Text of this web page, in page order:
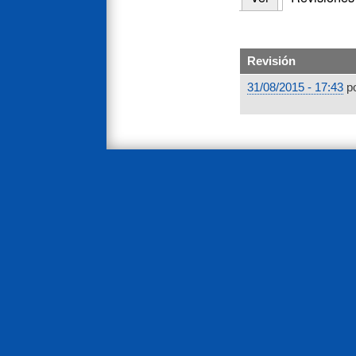
Primary
tabs
Revisión
31/08/2015 - 17:43